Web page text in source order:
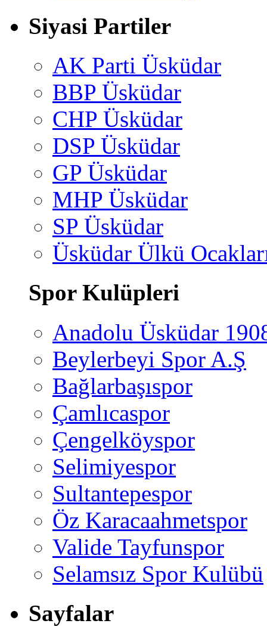
Siyasi Partiler
AK Parti Üsküdar
BBP Üsküdar
CHP Üsküdar
DSP Üsküdar
GP Üsküdar
MHP Üsküdar
SP Üsküdar
Üsküdar Ülkü
Spor Kulüpleri
Anadolu Üsküdar
Beylerbeyi Spor A.Ş
Bağlarbaşıspor
Çamlıcaspor
Çengelköyspor
Selimiyespor
Sultantepespor
Öz Karacaahmetspor
Valide Tayfunspor
Selamsız Spor Kulübü
Sayfalar